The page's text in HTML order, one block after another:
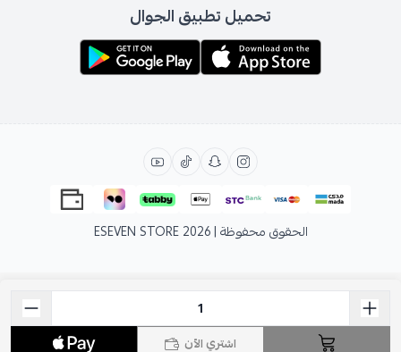
اشتري الآن
تحميل تطبيق الجوال
الحقوق محفوظة | 2026 ESEVEN STORE